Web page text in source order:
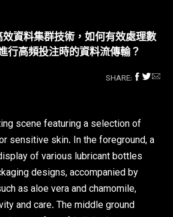
資料集群技術，如何有效處理數
行高頻投注時的資料流傳輸？
SHARE: